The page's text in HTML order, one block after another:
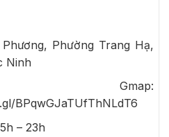
Phường Trang Hạ,
Ninh
BPqwGJaTUfThNLdT6
– 23h